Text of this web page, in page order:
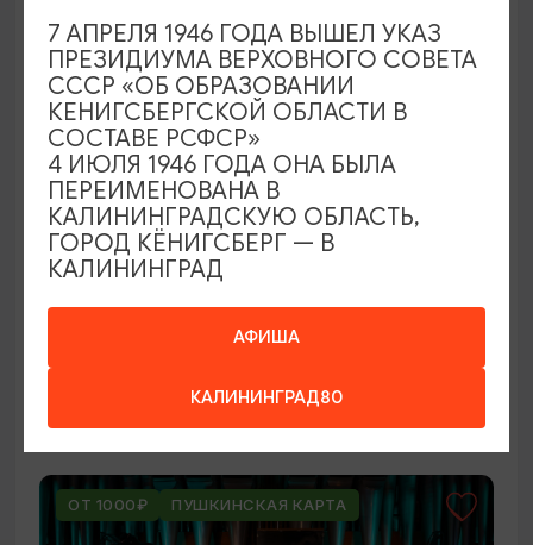
ВЫСТАВКИ
Оставленный багаж
Светлогорск, Арт-пространство «Янтарь-холл»
ОТ 1000₽ ПУШКИНСКАЯ КАРТА
АФИША
КАЛИНИНГРАД80
7 АПРЕЛЯ 1946 ГОДА ВЫШЕЛ УКАЗ
ПРЕЗИДИУМА ВЕРХОВНОГО СОВЕТА
СССР «ОБ ОБРАЗОВАНИИ
КЕНИГСБЕРГСКОЙ ОБЛАСТИ В
СОСТАВЕ РСФСР»
4 ИЮЛЯ 1946 ГОДА ОНА БЫЛА
ПЕРЕИМЕНОВАНА В
КАЛИНИНГРАДСКУЮ ОБЛАСТЬ,
ГОРОД КЁНИГСБЕРГ — В
КАЛИНИНГРАД